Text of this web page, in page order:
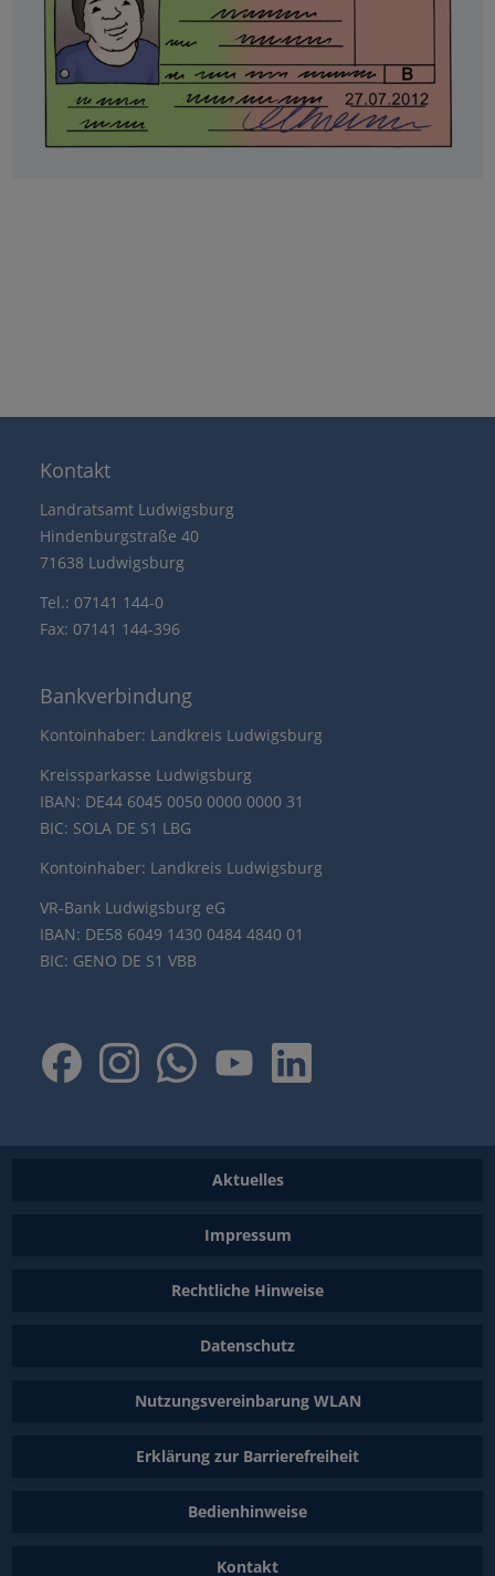
Kontakt
Landratsamt Ludwigsburg
Hindenburgstraße 40
71638 Ludwigsburg
Tel.: 07141 144-0
Fax: 07141 144-396
Bankverbindung
Kontoinhaber: Landkreis Ludwigsburg
Kreissparkasse Ludwigsburg
IBAN: DE44 6045 0050 0000 0000 31
BIC: SOLA DE S1 LBG
Kontoinhaber: Landkreis Ludwigsburg
VR-Bank Ludwigsburg eG
IBAN: DE58 6049 1430 0484 4840 01
BIC: GENO DE S1 VBB
Aktuelles
Impressum
Rechtliche Hinweise
Datenschutz
Nutzungsvereinbarung WLAN
Erklärung zur Barrierefreiheit
Bedienhinweise
Kontakt